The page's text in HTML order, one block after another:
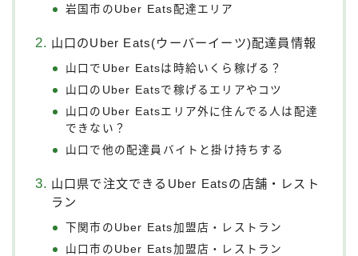
岩国市のUber Eats配達エリア
山口のUber Eats(ウーバーイーツ)配達員情報
山口でUber Eatsは時給いくら稼げる？
山口のUber Eatsで稼げるエリアやコツ
山口のUber Eatsエリア外に住んでる人は配達
できない？
山口で他の配達員バイトと掛け持ちする
山口県で注文できるUber Eatsの店舗・レスト
ラン
下関市のUber Eats加盟店・レストラン
山口市のUber Eats加盟店・レストラン